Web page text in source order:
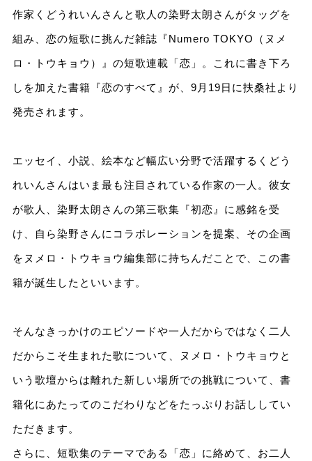
作家くどうれいんさんと歌人の染野太朗さんがタッグを
組み、恋の短歌に挑んだ雑誌『Numero TOKYO（ヌメ
ロ・トウキョウ）』の短歌連載「恋」。これに書き下ろ
しを加えた書籍『恋のすべて』が、9月19日に扶桑社より
発売されます。
エッセイ、小説、絵本など幅広い分野で活躍するくどう
れいんさんはいま最も注目されている作家の一人。彼女
が歌人、染野太朗さんの第三歌集『初恋』に感銘を受
け、自ら染野さんにコラボレーションを提案、その企画
をヌメロ・トウキョウ編集部に持ちんだことで、この書
籍が誕生したといいます。
そんなきっかけのエピソードや一人だからではなく二人
だからこそ生まれた歌について、ヌメロ・トウキョウと
いう歌壇からは離れた新しい場所での挑戦について、書
籍化にあたってのこだわりなどをたっぷりお話ししてい
ただきます。
さらに、短歌集のテーマである「恋」に絡めて、お二人